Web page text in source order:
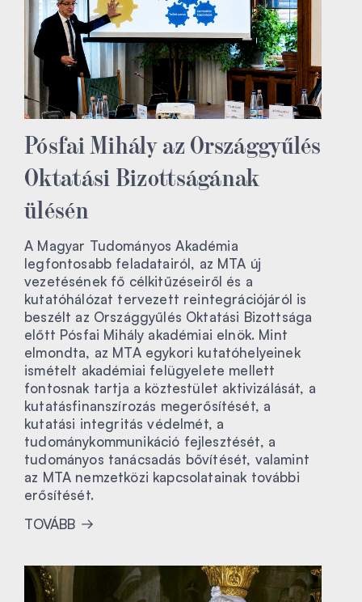
Pósfai Mihály az Országgyűlés
Oktatási Bizottságának
ülésén
A Magyar Tudományos Akadémia
legfontosabb feladatairól, az MTA új
vezetésének fő célkitűzéseiről és a
kutatóhálózat tervezett reintegrációjáról is
beszélt az Országgyűlés Oktatási Bizottsága
előtt Pósfai Mihály akadémiai elnök. Mint
elmondta, az MTA egykori kutatóhelyeinek
ismételt akadémiai felügyelete mellett
fontosnak tartja a köztestület aktivizálását, a
kutatásfinanszírozás megerősítését, a
kutatási integritás védelmét, a
tudománykommunikáció fejlesztését, a
tudományos tanácsadás bővítését, valamint
az MTA nemzetközi kapcsolatainak további
erősítését.
TOVÁBB